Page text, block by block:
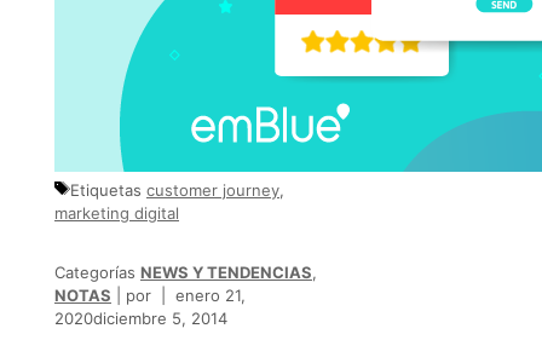
Etiquetas customer journey,
marketing digital
Categorías NEWS Y TENDENCIAS,
NOTAS
por
enero 21,
2020diciembre 5, 2014